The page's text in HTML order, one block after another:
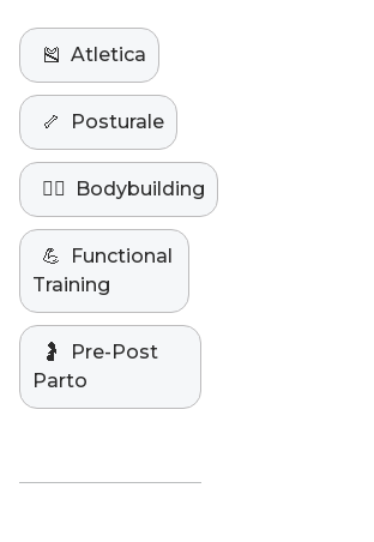
🎽 Atletica
🦴 Posturale
🏋️‍♀️ Bodybuilding
💪
Functional
Training
🤰
Pre-Post
Parto